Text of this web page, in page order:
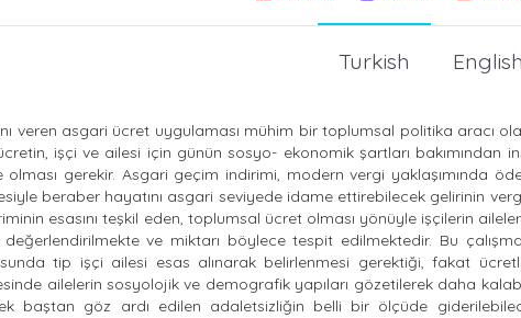
English
Turkish
veren asgari ücret uygulaması mühim bir toplumsal politika aracı
işçi ve ailesi için günün sosyo- ekonomik şartları bakımından
gerekir. Asgari geçim indirimi, modern vergi yaklaşımında
beraber hayatını asgari seviyede idame ettirebilecek gelirinin
esasını teşkil eden, toplumsal ücret olması yönüyle işçilerin
ve miktarı böylece tespit edilmektedir. Bu
tip işçi ailesi esas alınarak belirlenmesi gerektiği, fakat
ailelerin sosyolojik ve demografik yapıları gözetilerek daha
baştan göz ardı edilen adaletsizliğin belli bir ölçüde